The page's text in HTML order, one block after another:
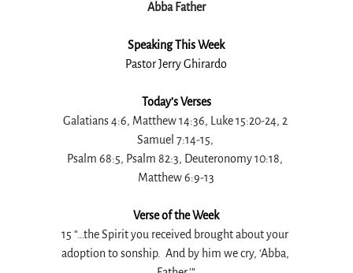
Abba Father
Speaking This Week
Pastor Jerry Ghirardo
Today’s Verses
Galatians 4:6, Matthew 14:36, Luke 15:20-24, 2
Samuel 7:14-15,
Psalm 68:5, Psalm 82:3, Deuteronomy 10:18,
Matthew 6:9-13
Verse of the Week
15 “…the Spirit you received brought about your
adoption to sonship.  And by him we cry, ‘Abba,